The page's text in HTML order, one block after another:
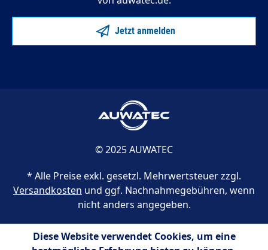
Jetzt anmelden
© 2025 AUWATEC
* Alle Preise exkl. gesetzl. Mehrwertsteuer zzgl.
Versandkosten und ggf. Nachnahmegebühren, wenn
nicht anders angegeben.
Diese Website verwendet Cookies, um eine